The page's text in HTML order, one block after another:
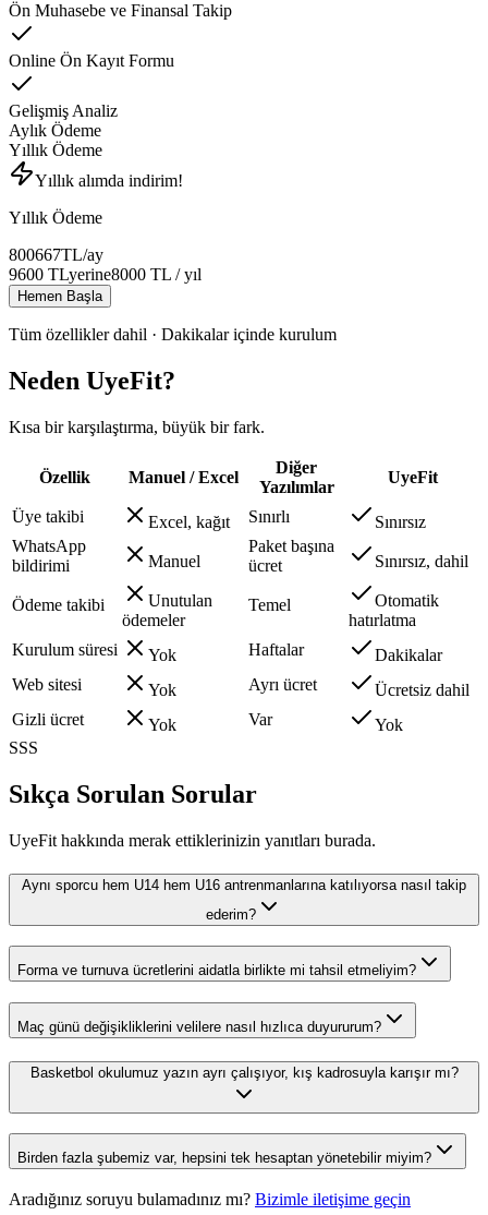
Ön Muhasebe ve Finansal Takip
Online Ön Kayıt Formu
Gelişmiş Analiz
Aylık Ödeme
Yıllık Ödeme
Yıllık alımda indirim!
Yıllık Ödeme
800667TL/ay
9600 TLyerine8000 TL / yıl
Hemen Başla
Tüm özellikler dahil · Dakikalar içinde kurulum
Neden UyeFit?
Kısa bir karşılaştırma, büyük bir fark.
Özellik Manuel / Excel
Diğer
Yazılımlar
UyeFit
Üye takibi Excel, kağıt Sınırlı
Sınırsız
WhatsApp
bildirimi
Manuel
Paket başına
ücret
Sınırsız, dahil
Ödeme takibi
Unutulan
ödemeler
Temel
Otomatik
hatırlatma
Kurulum süresi
Yok Haftalar
Dakikalar
Web sitesi
Yok Ayrı ücret
Ücretsiz dahil
Gizli ücret
Yok Var
Yok
SSS
Sıkça Sorulan Sorular
UyeFit hakkında merak ettiklerinizin yanıtları burada.
Aynı sporcu hem U14 hem U16 antrenmanlarına katılıyorsa nasıl takip
ederim?
Forma ve turnuva ücretlerini aidatla birlikte mi tahsil etmeliyim?
Maç günü değişikliklerini velilere nasıl hızlıca duyururum?
Basketbol okulumuz yazın ayrı çalışıyor, kış kadrosuyla karışır mı?
Birden fazla şubemiz var, hepsini tek hesaptan yönetebilir miyim?
Aradığınız soruyu bulamadınız mı? Bizimle iletişime geçin